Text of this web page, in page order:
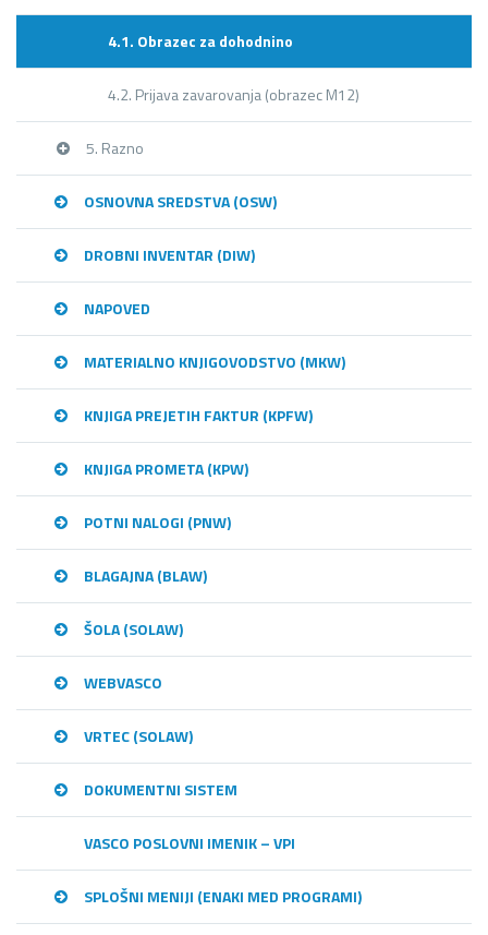
4.1. Obrazec za dohodnino
4.2. Prijava zavarovanja (obrazec M12)
5. Razno
OSNOVNA SREDSTVA (OSW)
DROBNI INVENTAR (DIW)
NAPOVED
MATERIALNO KNJIGOVODSTVO (MKW)
KNJIGA PREJETIH FAKTUR (KPFW)
KNJIGA PROMETA (KPW)
POTNI NALOGI (PNW)
BLAGAJNA (BLAW)
ŠOLA (SOLAW)
WEBVASCO
VRTEC (SOLAW)
DOKUMENTNI SISTEM
VASCO POSLOVNI IMENIK – VPI
SPLOŠNI MENIJI (ENAKI MED PROGRAMI)